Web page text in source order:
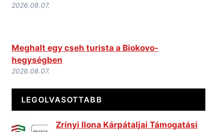
2026.08.07.
Meghalt egy cseh turista a Biokovo-
hegységben
2026.08.07.
LEGOLVASOTTABB
Zrínyi Ilona Kárpátaljai Támogatási